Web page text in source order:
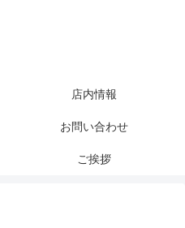
店内情報
お問い合わせ
ご挨拶